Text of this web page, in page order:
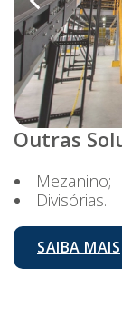
Outras
Mezanino;
Divisórias.
SAIBA MAIS